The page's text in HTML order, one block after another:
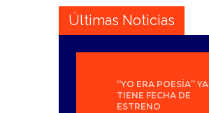
Últimas Noticias
“YO ERA POESÍA” YA
TIENE FECHA DE
ESTRENO